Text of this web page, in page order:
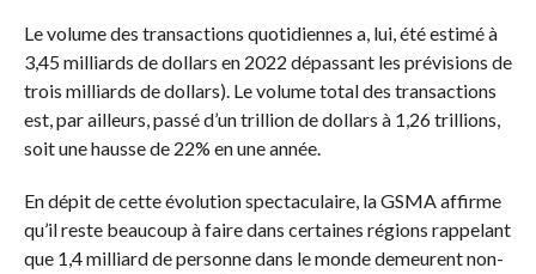
Le volume des transactions quotidiennes a, lui, été estimé à
3,45 milliards de dollars en 2022 dépassant les prévisions de
trois milliards de dollars). Le volume total des transactions
est, par ailleurs, passé d’un trillion de dollars à 1,26 trillions,
soit une hausse de 22% en une année.
En dépit de cette évolution spectaculaire, la GSMA affirme
qu’il reste beaucoup à faire dans certaines régions rappelant
que 1,4 milliard de personne dans le monde demeurent non-